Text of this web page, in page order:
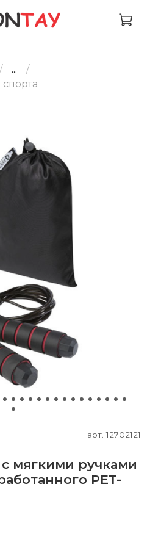
...
арт.12702121
мягкими ручками
PET-